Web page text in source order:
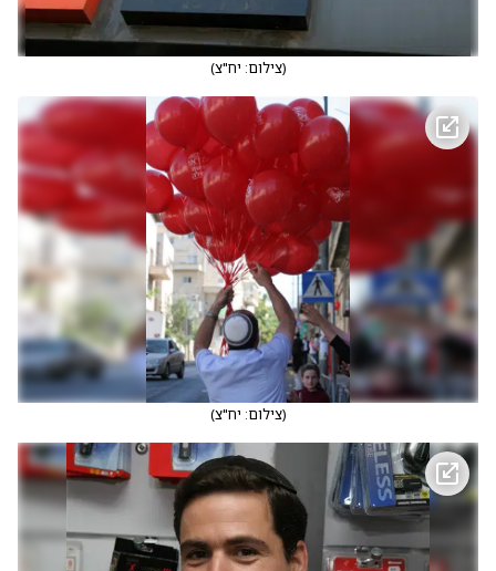
(צילום: יח"צ)
(צילום: יח"צ)